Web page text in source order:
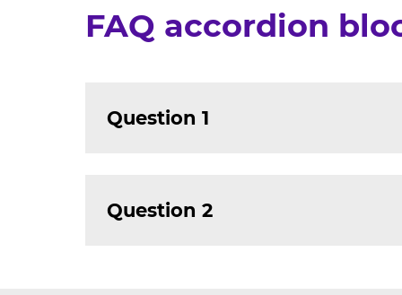
FAQ accordion
Question 1
Question 2